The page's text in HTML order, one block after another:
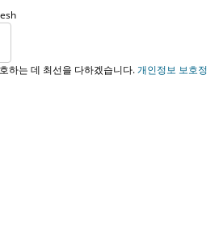
하는 데 최선을 다하겠습니다.개인정보 보호정